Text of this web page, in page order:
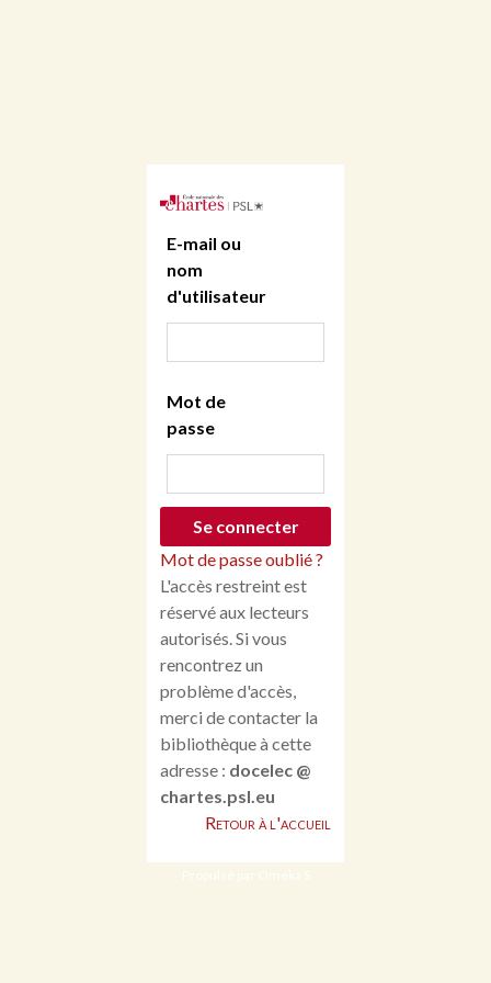
E-mail ou
nom
d'utilisateur
Mot de
passe
Mot de passe oublié ?
L'accès restreint est
réservé aux lecteurs
autorisés. Si vous
rencontrez un
problème d'accès,
merci de contacter la
bibliothèque à cette
adresse : docelec @
chartes.psl.eu
Retour à l'accueil
Propulsé par Omeka S